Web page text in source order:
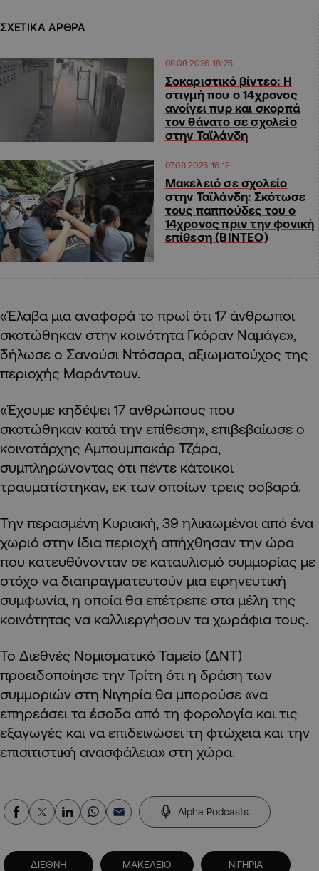
ΣΧΕΤΙΚΑ ΑΡΘΡΑ
08.08.2026 18:25
Σοκαριστικό βίντεο: Η
στιγμή που ο 14χρονος
ανοίγει πυρ και σκορπά
τον θάνατο σε σχολείο
στην Ταϊλάνδη
07.08.2026 16:12
Μακελειό σε σχολείο
στην Ταϊλάνδη: Σκότωσε
τους παππούδες του ο
14χρονος πριν την φονική
επίθεση (ΒΙΝΤΕΟ)
«Έλαβα μια αναφορά το πρωί ότι 17 άνθρωποι
σκοτώθηκαν στην κοινότητα Γκόραν Ναμάγε»,
δήλωσε ο Σανούσι Ντόσαρα, αξιωματούχος της
περιοχής Μαράντουν.
«Έχουμε κηδέψει 17 ανθρώπους που
σκοτώθηκαν κατά την επίθεση», επιβεβαίωσε ο
κοινοτάρχης Αμπουμπακάρ Τζάρα,
συμπληρώνοντας ότι πέντε κάτοικοι
τραυματίστηκαν, εκ των οποίων τρεις σοβαρά.
Την περασμένη Κυριακή, 39 ηλικιωμένοι από ένα
χωριό στην ίδια περιοχή απήχθησαν την ώρα
που κατευθύνονταν σε καταυλισμό συμμορίας με
στόχο να διαπραγματευτούν μια ειρηνευτική
συμφωνία, η οποία θα επέτρεπε στα μέλη της
κοινότητας να καλλιεργήσουν τα χωράφια τους.
Το Διεθνές Νομισματικό Ταμείο (ΔΝΤ)
προειδοποίησε την Τρίτη ότι η δράση των
συμμοριών στη Νιγηρία θα μπορούσε «να
επηρεάσει τα έσοδα από τη φορολογία και τις
εξαγωγές και να επιδεινώσει τη φτώχεια και την
επισιτιστική ανασφάλεια» στη χώρα.
Alpha Podcasts
ΔΙΕΘΝΗ ΜΑΚΕΛΕΙΟ ΝΙΓΗΡΙΑ